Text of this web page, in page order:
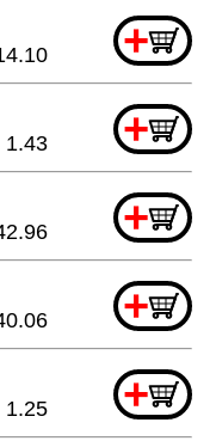
+
+
1.43
+
+
+
1.25